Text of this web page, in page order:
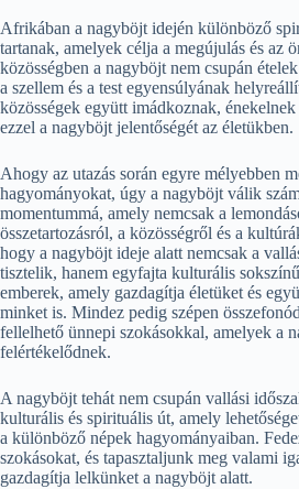
Afrikában a nagyböjt idején különböző
tartanak, amelyek célja a megújulás és az
közösségben a nagyböjt nem csupán
a szellem és a test egyensúlyának
közösségek együtt imádkoznak,
ezzel a nagyböjt jelentőségét az életükben.
Ahogy az utazás során egyre mélyebben
hagyományokat, úgy a nagyböjt válik
momentummá, amely nemcsak a
összetartozásról, a közösségről és a
hogy a nagyböjt ideje alatt nemcsak a
tisztelik, hanem egyfajta kulturális
emberek, amely gazdagítja életüket és
minket is. Mindez pedig szépen
fellelhető ünnepi szokásokkal, amelyek a
felértékelődnek.
A nagyböjt tehát nem csupán vallási
kulturális és spirituális út, amely
a különböző népek hagyományaiban.
szokásokat, és tapasztaljunk meg valami
gazdagítja lelkünket a nagyböjt alatt.